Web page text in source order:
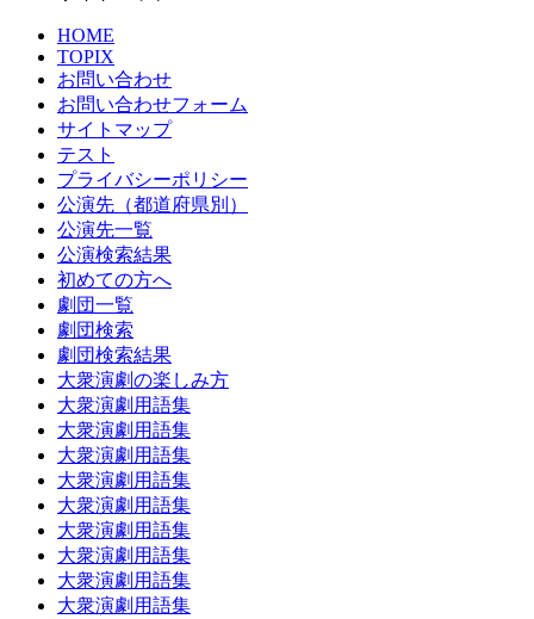
HOME
TOPIX
お問い合わせ
お問い合わせフォーム
サイトマップ
テスト
プライバシーポリシー
公演先（都道府県別）
公演先一覧
公演検索結果
初めての方へ
劇団一覧
劇団検索
劇団検索結果
大衆演劇の楽しみ方
大衆演劇用語集
大衆演劇用語集
大衆演劇用語集
大衆演劇用語集
大衆演劇用語集
大衆演劇用語集
大衆演劇用語集
大衆演劇用語集
大衆演劇用語集